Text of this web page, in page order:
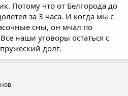
Потому что от Белгорода до
за 3 часа. И когда мы с
сны, он мчал по
наши уговоры остаться с
долг.